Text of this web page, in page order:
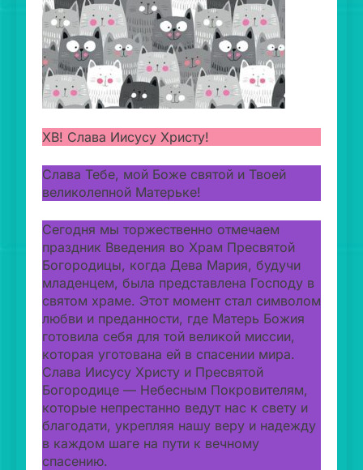
ХВ! Слава Иисусу Христу!
Слава Тебе, мой Боже святой и Твоей
великолепной Матерьке!
Сегодня мы торжественно отмечаем
праздник Введения во Храм Пресвятой
Богородицы, когда Дева Мария, будучи
младенцем, была представлена Господу в
святом храме. Этот момент стал символом
любви и преданности, где Матерь Божия
готовила себя для той великой миссии,
которая уготована ей в спасении мира.
Слава Иисусу Христу и Пресвятой
Богородице — Небесным Покровителям,
которые непрестанно ведут нас к свету и
благодати, укрепляя нашу веру и надежду
в каждом шаге на пути к вечному
спасению.